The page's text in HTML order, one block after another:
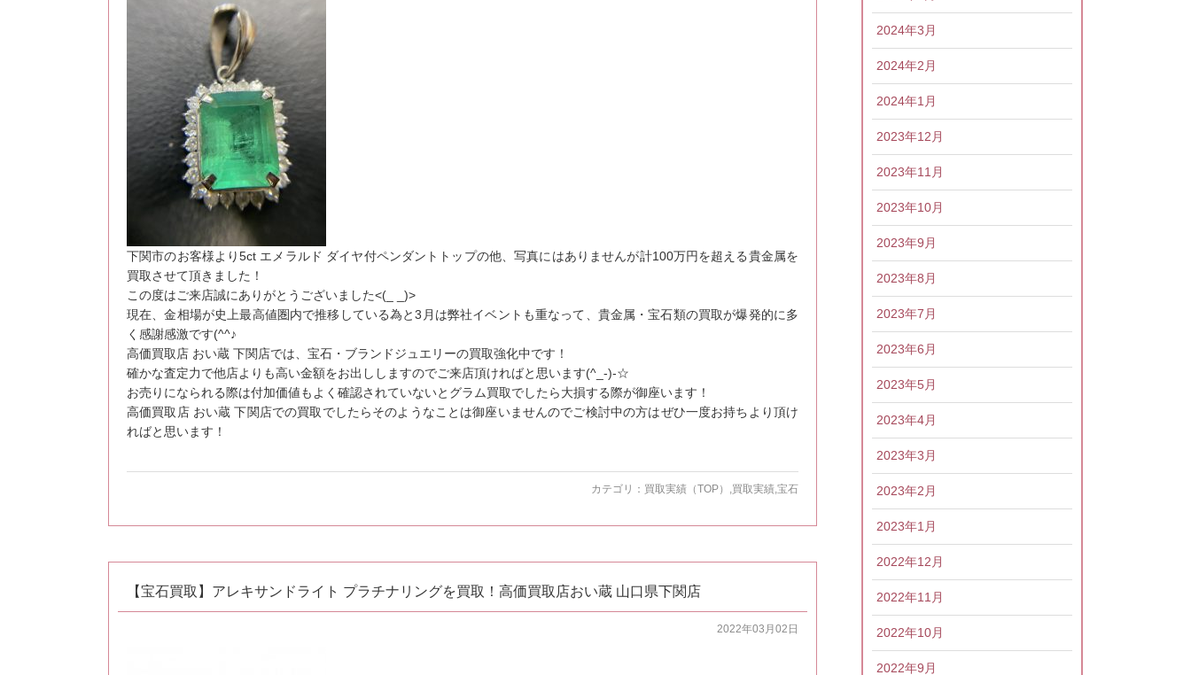
下関市のお客様より5ct エメラルド ダイヤ付ペンダントトップの他、写真にはありませんが計100万円を超える貴金属を
買取させて頂きました！
この度はご来店誠にありがとうございました<(_ _)>
現在、金相場が史上最高値圏内で推移している為と3月は弊社イベントも重なって、貴金属・宝石類の買取が爆発的に多
く感謝感激です(^^♪
高価買取店 おい蔵 下関店では、宝石・ブランドジュエリーの買取強化中です！
確かな査定力で他店よりも高い金額をお出ししますのでご来店頂ければと思います(^_-)-☆
お売りになられる際は付加価値もよく確認されていないとグラム買取でしたら大損する際が御座います！
高価買取店 おい蔵 下関店での買取でしたらそのようなことは御座いませんのでご検討中の方はぜひ一度お持ちより頂け
ればと思います！
カテゴリ： 買取実績（TOP） ,買取実績,宝石
【宝石買取】アレキサンドライト プラチナリングを買取！高価買取店おい蔵 山口県下関店
2022年03月02日
2024年3月
2024年2月
2024年1月
2023年12月
2023年11月
2023年10月
2023年9月
2023年8月
2023年7月
2023年6月
2023年5月
2023年4月
2023年3月
2023年2月
2023年1月
2022年12月
2022年11月
2022年10月
2022年9月